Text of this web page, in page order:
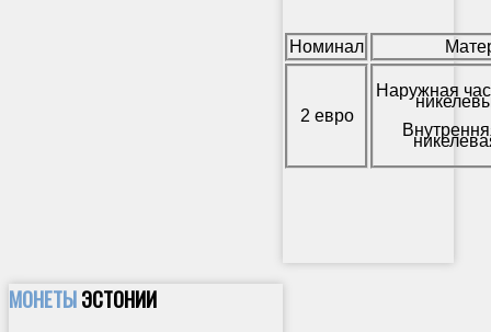
Номинал
2 евро
Наружная
МОНЕТЫЭСТОНИИ